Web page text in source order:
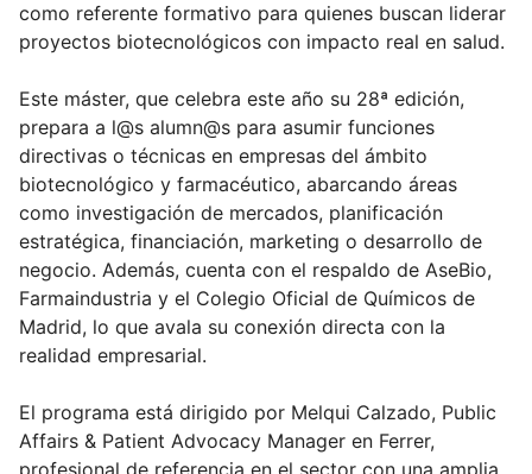
como referente formativo para quienes buscan liderar
proyectos biotecnológicos con impacto real en salud.
Este máster, que celebra este año su 28ª edición,
prepara a l@s alumn@s para asumir funciones
directivas o técnicas en empresas del ámbito
biotecnológico y farmacéutico, abarcando áreas
como investigación de mercados, planificación
estratégica, financiación, marketing o desarrollo de
negocio. Además, cuenta con el respaldo de AseBio,
Farmaindustria y el Colegio Oficial de Químicos de
Madrid, lo que avala su conexión directa con la
realidad empresarial.
El programa está dirigido por Melqui Calzado, Public
Affairs & Patient Advocacy Manager en Ferrer,